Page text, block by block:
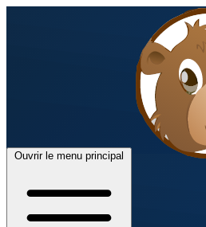
Ouvrir le menu principal